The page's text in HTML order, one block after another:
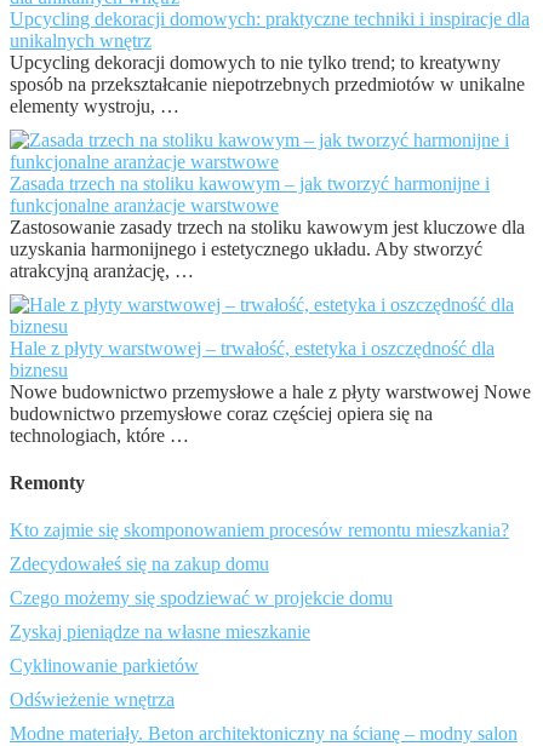
Upcycling dekoracji domowych: praktyczne techniki i inspiracje dla
unikalnych wnętrz
Upcycling dekoracji domowych to nie tylko trend; to kreatywny
sposób na przekształcanie niepotrzebnych przedmiotów w unikalne
elementy wystroju, …
Zasada trzech na stoliku kawowym – jak tworzyć harmonijne i
funkcjonalne aranżacje warstwowe
Zastosowanie zasady trzech na stoliku kawowym jest kluczowe dla
uzyskania harmonijnego i estetycznego układu. Aby stworzyć
atrakcyjną aranżację, …
Hale z płyty warstwowej – trwałość, estetyka i oszczędność dla
biznesu
Nowe budownictwo przemysłowe a hale z płyty warstwowej Nowe
budownictwo przemysłowe coraz częściej opiera się na
technologiach, które …
Remonty
Kto zajmie się skomponowaniem procesów remontu mieszkania?
Zdecydowałeś się na zakup domu
Czego możemy się spodziewać w projekcie domu
Zyskaj pieniądze na własne mieszkanie
Cyklinowanie parkietów
Odświeżenie wnętrza
Modne materiały. Beton architektoniczny na ścianę – modny salon